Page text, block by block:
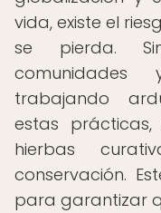
vida, existe el
se pierda.
comunidades
trabajando
estas
hierbas
conservación.
para garantizar